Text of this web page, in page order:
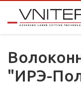
"ИРЭ-